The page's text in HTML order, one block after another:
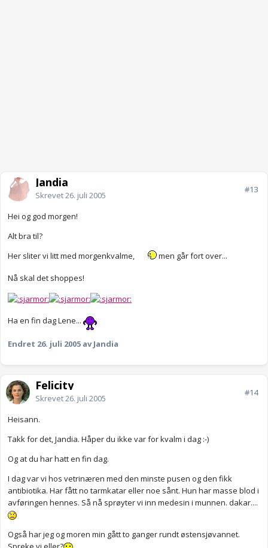
Jandia
Skrevet26. juli 2005
#13
Hei og god morgen!
Alt bra til?
Her sliter vi litt med morgenkvalme,
men går fort over...
Nå skal det shoppes!
Ha en fin dag Lene...
Endret 26. juli 2005 av Jandia
Felicity
Skrevet26. juli 2005
#14
Heisann.
Takk for det, Jandia. Håper du ikke var for kvalm i dag :-)
Og at du har hatt en fin dag.
I dag var vi hos vetrinæren med den minste pusen og den fikk
antibiotika. Har fått no tarmkatar eller noe sånt. Hun har masse blod i
avføringen hennes. Så nå sprøyter vi inn medesin i munnen. dakar....
Også har jeg og moren min gått to ganger rundt østensjøvannet.